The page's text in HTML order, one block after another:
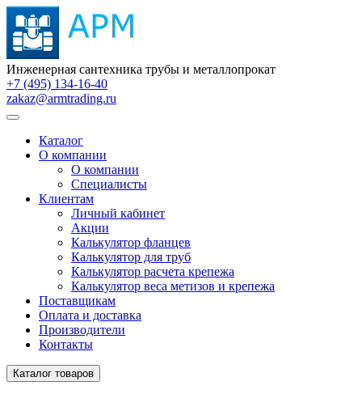
Инженерная сантехника трубы и металлопрокат
+7 (495) 134-16-40
zakaz@armtrading.ru
Каталог
О компании
О компании
Специалисты
Клиентам
Личный кабинет
Акции
Калькулятор фланцев
Калькулятор для труб
Калькулятор расчета крепежа
Калькулятор веса метизов и крепежа
Поставщикам
Оплата и доставка
Производители
Контакты
Каталог товаров